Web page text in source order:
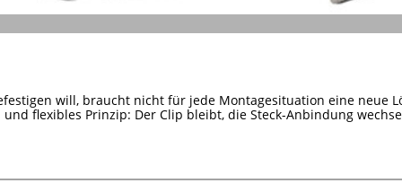
will, braucht nicht für jede Montagesituation eine neue
flexibles Prinzip: Der Clip bleibt, die Steck-Anbindung